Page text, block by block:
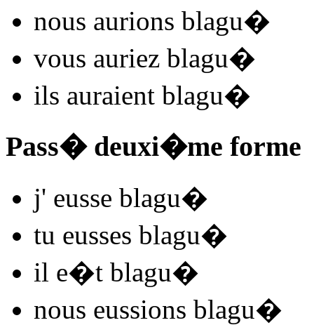
nous aurions blagu�
vous auriez blagu�
ils auraient blagu�
Pass� deuxi�me forme
j' eusse blagu�
tu eusses blagu�
il e�t blagu�
nous eussions blagu�